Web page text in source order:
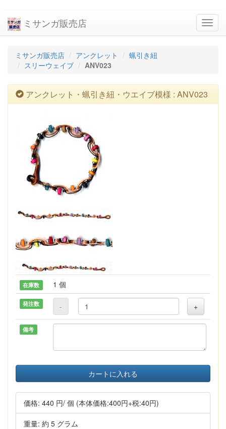
ミサンガ販売店
ミサンガ販売店 アンクレット
蝋引き紐
スリーウェイブ
ANV023
アンクレット・蝋引き紐・ウエイブ模様 : ANV023
在庫数 1 個
発注数 - +
備考
カートに入れる
価格: 440 円/ 個 (本体価格:400円+税:40円)
重量: 約 5 グラム